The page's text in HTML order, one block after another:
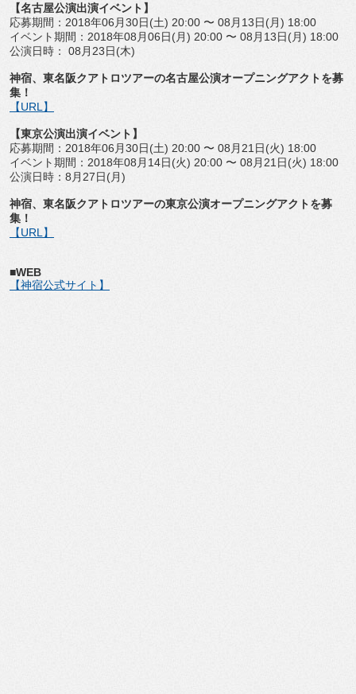
【名古屋公演出演イベント】
応募期間：2018年06月30日(土) 20:00 〜 08月13日(月) 18:00
イベント期間：2018年08月06日(月) 20:00 〜 08月13日(月) 18:00
公演日時： 08月23日(木)
神宿、東名阪クアトロツアーの名古屋公演オープニングアクトを募
集！
【URL】
【東京公演出演イベント】
応募期間：2018年06月30日(土) 20:00 〜 08月21日(火) 18:00
イベント期間：2018年08月14日(火) 20:00 〜 08月21日(火) 18:00
公演日時：8月27日(月)
神宿、東名阪クアトロツアーの東京公演オープニングアクトを募
集！
【URL】
■WEB
【神宿公式サイト】